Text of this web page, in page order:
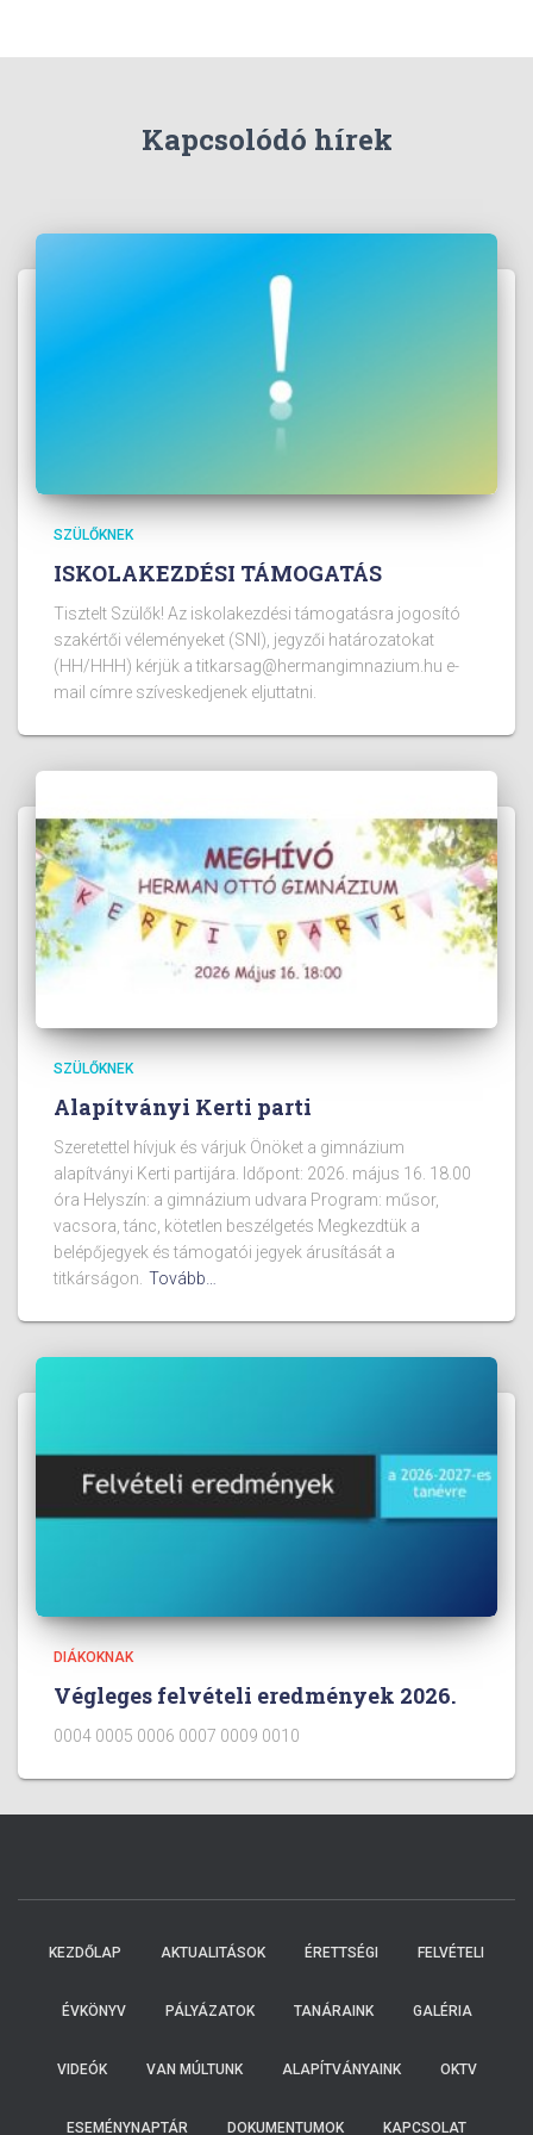
Kapcsolódó hírek
SZÜLŐKNEK
ISKOLAKEZDÉSI TÁMOGATÁS
Tisztelt Szülők! Az iskolakezdési támogatásra jogosító
szakértői véleményeket (SNI), jegyzői határozatokat
(HH/HHH) kérjük a titkarsag@hermangimnazium.hu e-
mail címre szíveskedjenek eljuttatni.
SZÜLŐKNEK
Alapítványi Kerti parti
Szeretettel hívjuk és várjuk Önöket a gimnázium
alapítványi Kerti partijára. Időpont: 2026. május 16. 18.00
óra Helyszín: a gimnázium udvara Program: műsor,
vacsora, tánc, kötetlen beszélgetés Megkezdtük a
belépőjegyek és támogatói jegyek árusítását a
titkárságon. Tovább…
DIÁKOKNAK
Végleges felvételi eredmények 2026.
0004 0005 0006 0007 0009 0010
KEZDŐLAP AKTUALITÁSOK ÉRETTSÉGI FELVÉTELI
ÉVKÖNYV PÁLYÁZATOK TANÁRAINK GALÉRIA
VIDEÓK VAN MÚLTUNK ALAPÍTVÁNYAINK OKTV
ESEMÉNYNAPTÁR DOKUMENTUMOK KAPCSOLAT